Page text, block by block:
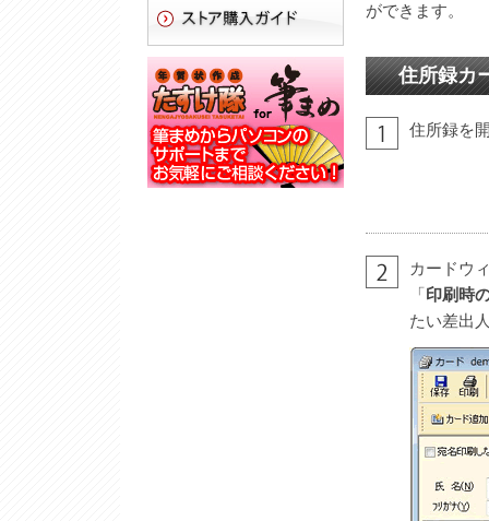
ができます。
住所録カ
住所録を
カードウ
「印刷時
たい差出